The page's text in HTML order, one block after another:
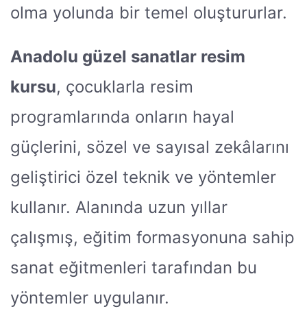
olma yolunda bir temel oluştururlar.
Anadolu güzel sanatlar resim
kursu, çocuklarla resim
programlarında onların hayal
güçlerini, sözel ve sayısal zekâlarını
geliştirici özel teknik ve yöntemler
kullanır. Alanında uzun yıllar
çalışmış, eğitim formasyonuna sahip
sanat eğitmenleri tarafından bu
yöntemler uygulanır.